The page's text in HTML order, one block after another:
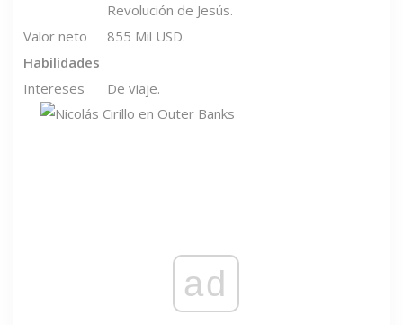
Revolución de Jesús.
Valor neto
855 Mil USD.
Habilidades
Intereses
De viaje.
ad